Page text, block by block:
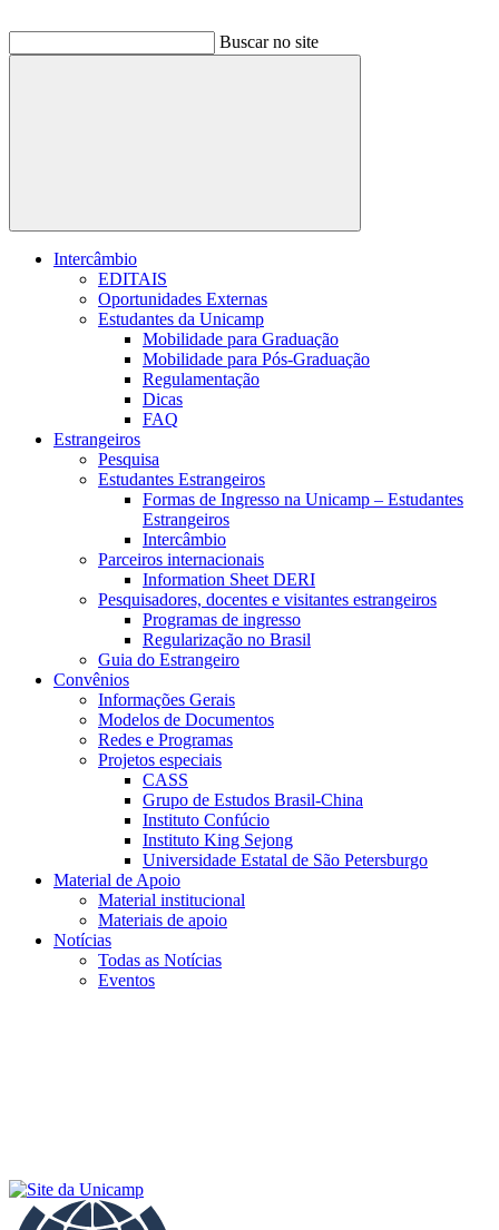
Buscar no site
Buscar
Intercâmbio
EDITAIS
Oportunidades Externas
Estudantes da Unicamp
Mobilidade para Graduação
Mobilidade para Pós-Graduação
Regulamentação
Dicas
FAQ
Estrangeiros
Pesquisa
Estudantes Estrangeiros
Formas de Ingresso na Unicamp – Estudantes
Estrangeiros
Intercâmbio
Parceiros internacionais
Information Sheet DERI
Pesquisadores, docentes e visitantes estrangeiros
Programas de ingresso
Regularização no Brasil
Guia do Estrangeiro
Convênios
Informações Gerais
Modelos de Documentos
Redes e Programas
Projetos especiais
CASS
Grupo de Estudos Brasil-China
Instituto Confúcio
Instituto King Sejong
Universidade Estatal de São Petersburgo
Material de Apoio
Material institucional
Materiais de apoio
Notícias
Todas as Notícias
Eventos